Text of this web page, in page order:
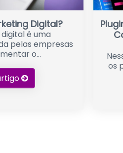
Digital?
é uma
pelas empresas
o...
os